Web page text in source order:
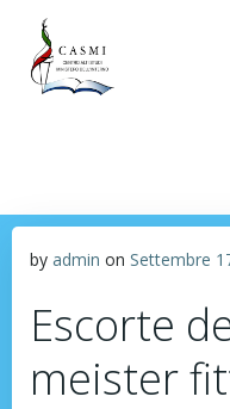
by admin on Settembre
Escorte
meister